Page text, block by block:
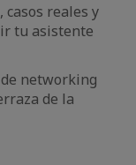
reales y
tu asistente
networking
de la